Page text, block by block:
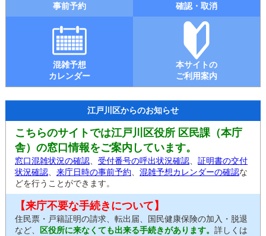
事前予約
確認・取消
混雑予想
カレンダー
本サイトの
ご利用案内
江戸川区からのお知らせ
こちらのサイトでは江戸川区役所 区民課（本庁
舎）の窓口情報をご案内しています。
窓口混雑状況の確認 受付番号の呼出状況確認
証明書の交付
状況確認
来庁日時の事前予約 混雑予想カレンダーの確認な
どを行うことができます。
【来庁不要な手続きについて】
住民票・戸籍証明の請求、転出届、国民健康保険の加入・脱退
など、
区役所に来なくても出来る手続きがあります。 詳しくは